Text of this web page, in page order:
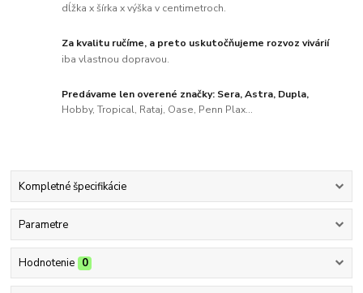
dĺžka x šírka x výška v centimetroch.
Za kvalitu ručíme, a preto uskutočňujeme rozvoz vivárií
iba vlastnou dopravou.
Predávame len overené značky: Sera, Astra, Dupla,
Hobby, Tropical, Rataj, Oase, Penn Plax...
Kompletné špecifikácie
Parametre
Hodnotenie 0